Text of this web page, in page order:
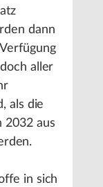
dann
aller
als die
2032 aus
in sich